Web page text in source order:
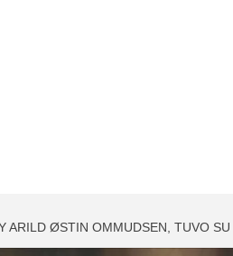
ØSTIN OMMUDSEN, TUVO